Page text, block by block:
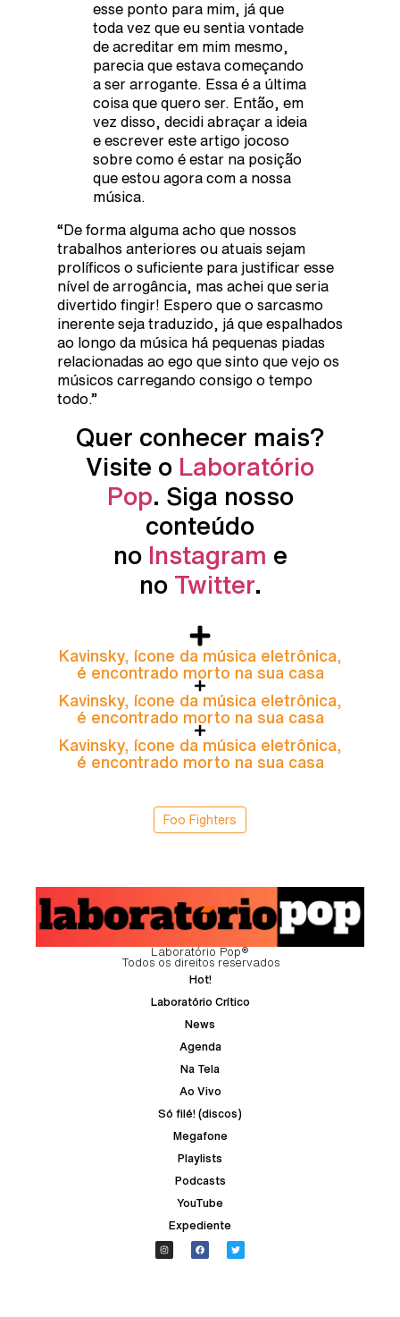
esse ponto para mim, já que
toda vez que eu sentia vontade
de acreditar em mim mesmo,
parecia que estava começando
a ser arrogante. Essa é a última
coisa que quero ser. Então, em
vez disso, decidi abraçar a ideia
e escrever este artigo jocoso
sobre como é estar na posição
que estou agora com a nossa
música.
“De forma alguma acho que nossos
trabalhos anteriores ou atuais sejam
prolíficos o suficiente para justificar esse
nível de arrogância, mas achei que seria
divertido fingir! Espero que o sarcasmo
inerente seja traduzido, já que espalhados
ao longo da música há pequenas piadas
relacionadas ao ego que sinto que vejo os
músicos carregando consigo o tempo
todo.”
Quer conhecer mais?
Visite o Laboratório
Pop. Siga nosso
conteúdo
no Instagram e
no Twitter.
Kavinsky, ícone da música eletrônica,
é encontrado morto na sua casa
Kavinsky, ícone da música eletrônica,
é encontrado morto na sua casa
Kavinsky, ícone da música eletrônica,
é encontrado morto na sua casa
Foo Fighters
Laboratório Pop®
Todos os direitos reservados
Hot!
Laboratório Crítico
News
Agenda
Na Tela
Ao Vivo
Só filé! (discos)
Megafone
Playlists
Podcasts
YouTube
Expediente